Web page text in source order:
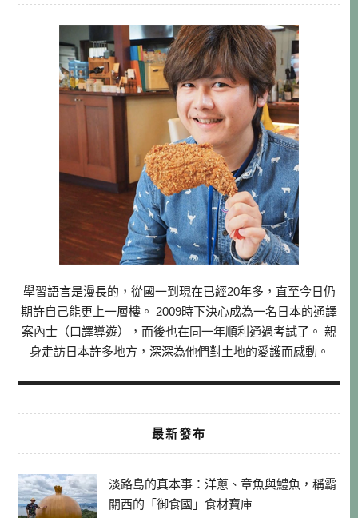
學習語言是漫長的，從國一到現在已經20年多，直至今日仍
期許自己能更上一層樓。 2009時下決心成為一名日本的通譯
案內士（口譯導遊），而後也在同一年順利通過考試了。 親
身走訪日本許多地方，深深為他們對土地的愛護而感動。
最新發布
淡路島的真本事：洋蔥、章魚與鱧魚，稱霸
關西的「御食國」食材寶庫